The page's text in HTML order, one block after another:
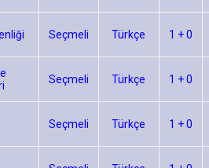
Seçmeli Türkçe 1 + 0
Seçmeli Türkçe 1 + 0
Seçmeli Türkçe 1 + 0